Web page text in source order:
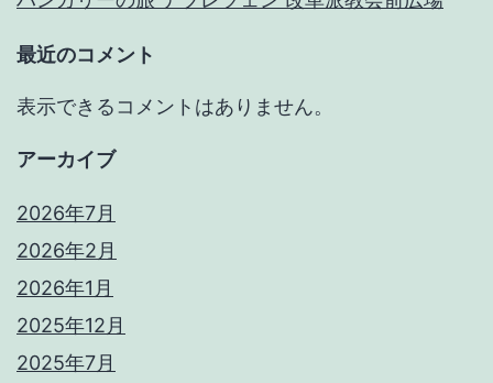
最近のコメント
表示できるコメントはありません。
アーカイブ
2026年7月
2026年2月
2026年1月
2025年12月
2025年7月